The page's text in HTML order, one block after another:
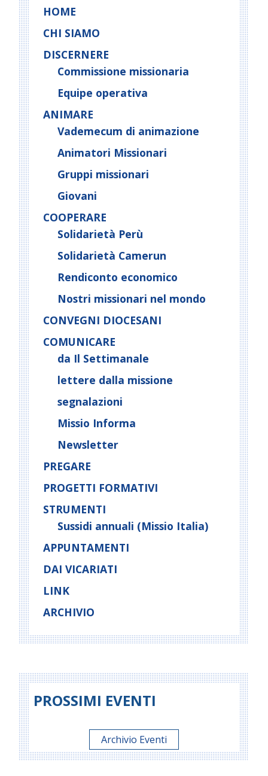
HOME
CHI SIAMO
DISCERNERE
Commissione missionaria
Equipe operativa
ANIMARE
Vademecum di animazione
Animatori Missionari
Gruppi missionari
Giovani
COOPERARE
Solidarietà Perù
Solidarietà Camerun
Rendiconto economico
Nostri missionari nel mondo
CONVEGNI DIOCESANI
COMUNICARE
da Il Settimanale
lettere dalla missione
segnalazioni
Missio Informa
Newsletter
PREGARE
PROGETTI FORMATIVI
STRUMENTI
Sussidi annuali (Missio Italia)
APPUNTAMENTI
DAI VICARIATI
LINK
ARCHIVIO
PROSSIMI EVENTI
Archivio Eventi